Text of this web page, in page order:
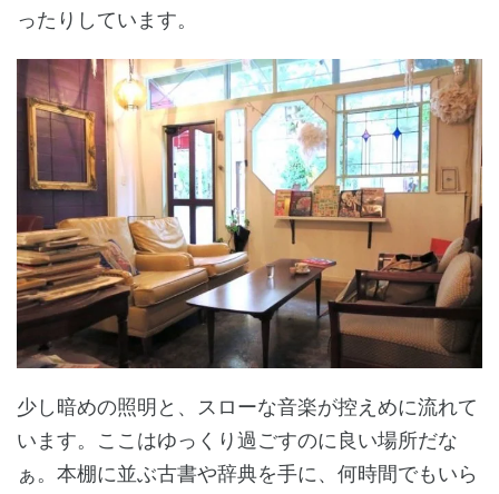
ったりしています。
少し暗めの照明と、スローな音楽が控えめに流れて
います。ここはゆっくり過ごすのに良い場所だな
ぁ。本棚に並ぶ古書や辞典を手に、何時間でもいら